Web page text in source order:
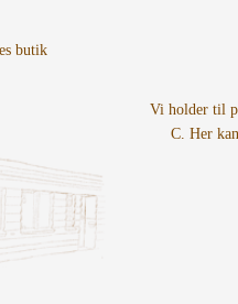
Vi holder til
C. Her